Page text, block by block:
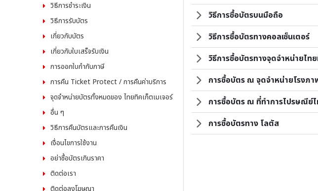
วิธีการชำระเงิน
วิธีการรับบัตร
เกี่ยวกับบัตร
เกี่ยวกับใบเสร็จรับเงิน
การออกใบกำกับภาษี
การคืน Ticket Protect / การคืนค่าบริการ
จุดจำหน่ายบัตรทั้งหมดของ ไทยทิคเก็ตเมเจอร์
อื่น ๆ
วิธีการคืนบัตรและการคืนเงิน
เงื่อนไขการใช้งาน
อย่าซื้อบัตรเกินราคา
ติดต่อเรา
ติดต่อลงโฆษณา
วิธีการซื้อบัตรบนมือถือ
วิธีการซื้อบัตรทางคอลเซ็นเตอร์
วิธีการซื้อบัตรทางจุดจำหน่ายไท
การซื้อบัตร ณ จุดจำหน่ายโรงภา
การซื้อบัตร ณ ที่ทำการไปรษณีย์
การซื้อบัตรทาง โลตัส